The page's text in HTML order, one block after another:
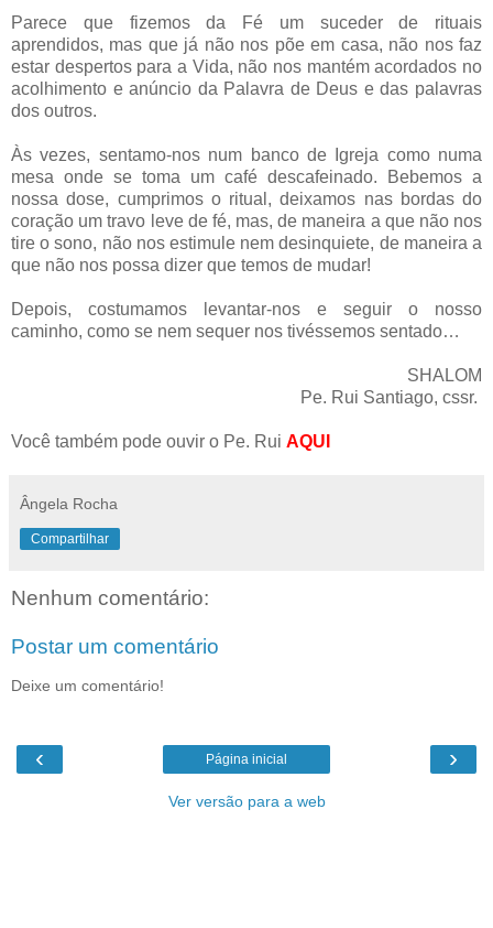
Parece que fizemos da Fé um suceder de rituais
aprendidos, mas que já não nos põe em casa, não nos faz
estar despertos para a Vida, não nos mantém acordados no
acolhimento e anúncio da Palavra de Deus e das palavras
dos outros.
Às vezes, sentamo-nos num banco de Igreja como numa
mesa onde se toma um café descafeinado. Bebemos a
nossa dose, cumprimos o ritual, deixamos nas bordas do
coração um travo leve de fé, mas, de maneira a que não nos
tire o sono, não nos estimule nem desinquiete, de maneira a
que não nos possa dizer que temos de mudar!
Depois, costumamos levantar-nos e seguir o nosso
caminho, como se nem sequer nos tivéssemos sentado…
SHALOM
Pe. Rui Santiago, cssr.
Você também pode ouvir o Pe. Rui AQUI
Ângela Rocha
Compartilhar
Nenhum comentário:
Postar um comentário
Deixe um comentário!
‹ ›
Página inicial
Ver versão para a web